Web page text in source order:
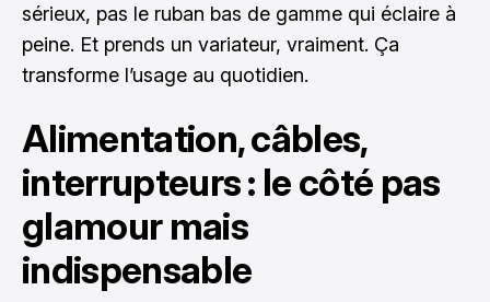
sérieux, pas le ruban bas de gamme qui éclaire à
peine. Et prends un variateur, vraiment. Ça
transforme l’usage au quotidien.
Alimentation, câbles,
interrupteurs : le côté pas
glamour mais
indispensable